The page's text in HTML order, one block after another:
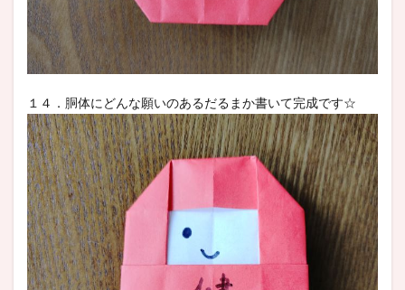
１４．胴体にどんな願いのあるだるまか書いて完成です☆